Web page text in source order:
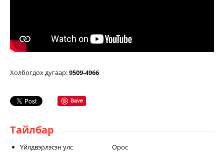
Холбогдох дугаар:9509-4966
Save
Тайлбар
Үйлдвэрлэсэн улс Орос